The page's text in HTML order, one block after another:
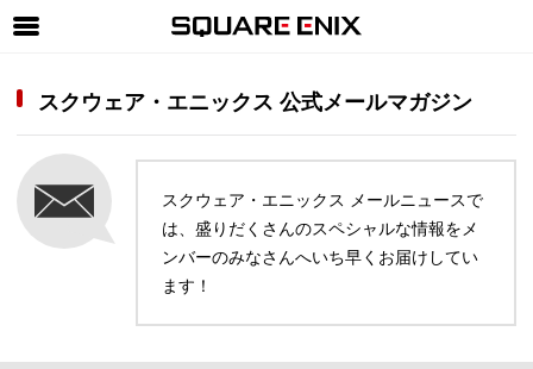
マガジン＆ブックス
ミュージック
グッズ
スクウェア・エニックス 公式メールマガジン
スクウェア・エニックス メールニュースで
は、 盛りだくさんのスペシャルな情報をメ
ンバーのみなさんへいち早くお届けしてい
ます！